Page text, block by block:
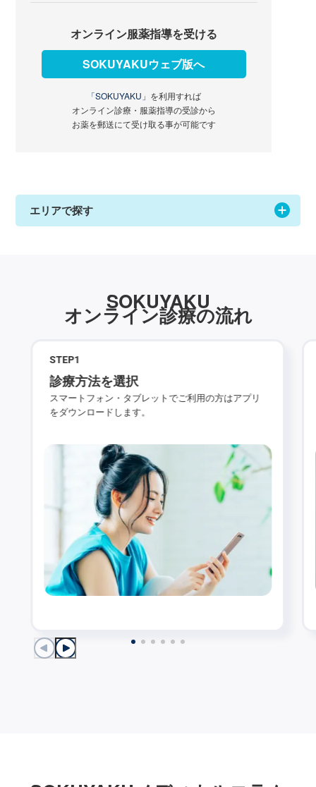
オンライン服薬指導を受ける
SOKUYAKUウェブ版へ
「SOKUYAKU」 を利用すれば
オンライン診療・服薬指導の受診から
お薬を郵送にて受け取る事が可能です
エリアで探す
SOKUYAKU
オンライン診療の流れ
STEP1
診療方法を選択
スマートフォン・タブレットでご利用の方はアプリ
をダウンロードします。